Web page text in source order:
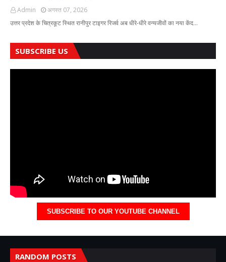
Admin
अगस्त 07, 2026
उत्तर प्रदेश के चित्रकूट स्थित रानीपुर टाइगर रिजर्व अब धीरे-धीरे वन्यजीवों का नया केंद…
SUBSCRIBE US
SUBSCRIBE TO OUR YOUTUBE CHANNEL
RANDOM POSTS